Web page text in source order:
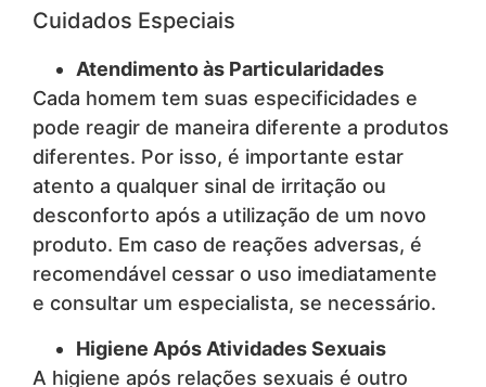
Cuidados Especiais
Atendimento às Particularidades
Cada homem tem suas especificidades e
pode reagir de maneira diferente a produtos
diferentes. Por isso, é importante estar
atento a qualquer sinal de irritação ou
desconforto após a utilização de um novo
produto. Em caso de reações adversas, é
recomendável cessar o uso imediatamente
e consultar um especialista, se necessário.
Higiene Após Atividades Sexuais
A higiene após relações sexuais é outro